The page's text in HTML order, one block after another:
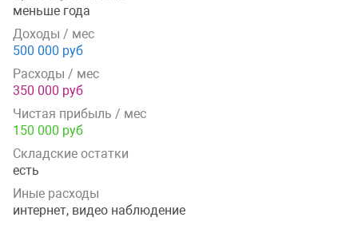
меньше года
Доходы / мес
500 000 руб
Расходы / мес
350 000 руб
Чистая прибыль / мес
150 000 руб
Складские остатки
есть
Иные расходы
интернет, видео наблюдение